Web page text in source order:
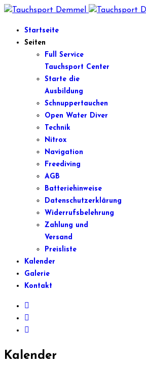
Startseite
Seiten
Full Service
Tauchsport Center
Starte die
Ausbildung
Schnuppertauchen
Open Water Diver
Technik
Nitrox
Navigation
Freediving
AGB
Batteriehinweise
Datenschutzerklärung
Widerrufsbelehrung
Zahlung und
Versand
Preisliste
Kalender
Galerie
Kontakt
Kalender